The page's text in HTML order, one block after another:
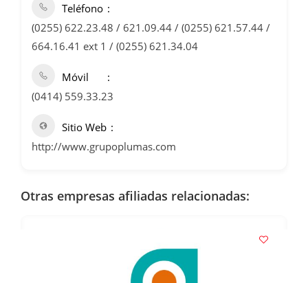
Teléfono
(0255) 622.23.48 / 621.09.44 / (0255) 621.57.44 /
664.16.41 ext 1 / (0255) 621.34.04
Móvil
(0414) 559.33.23
Sitio Web
http://www.grupoplumas.com
Otras empresas afiliadas relacionadas: